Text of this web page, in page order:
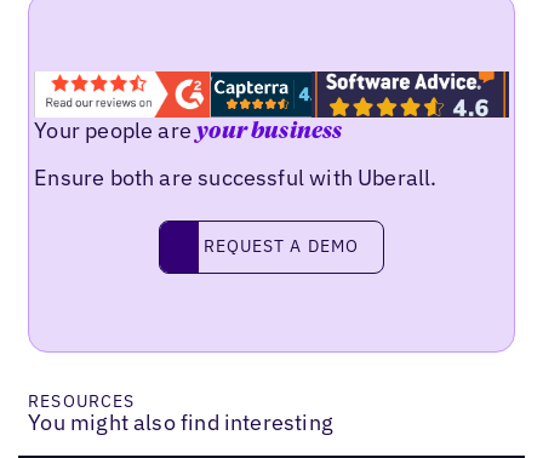
Your people areyour business
Ensure both are successful with Uberall.
Request a demo
REQUEST A DEMO
RESOURCES
You might also find interesting